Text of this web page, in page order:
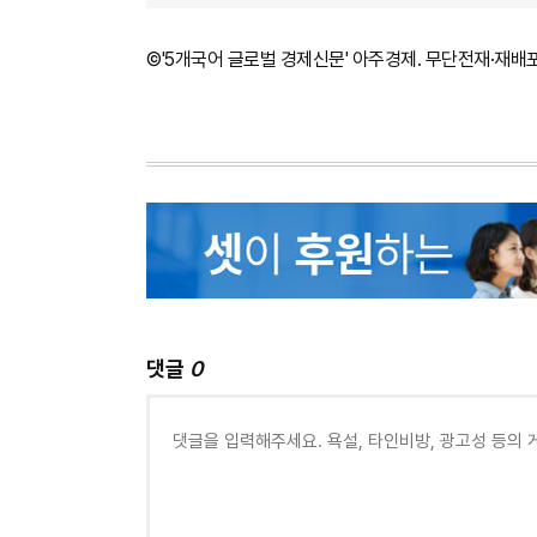
©'5개국어 글로벌 경제신문' 아주경제. 무단전재·재배
댓글 0